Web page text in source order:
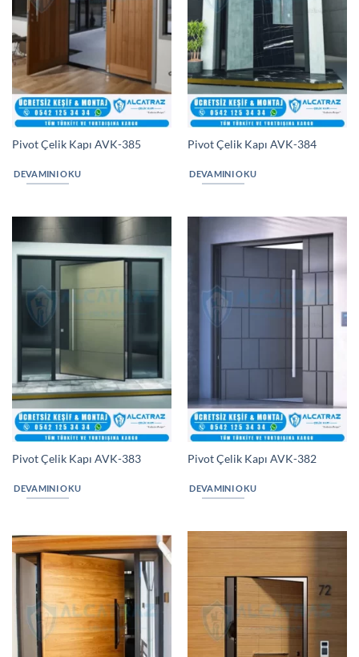
Pivot Çelik Kapı AVK-385
DEVAMINI OKU
Pivot Çelik Kapı AVK-384
DEVAMINI OKU
Pivot Çelik Kapı AVK-383
DEVAMINI OKU
Pivot Çelik Kapı AVK-382
DEVAMINI OKU